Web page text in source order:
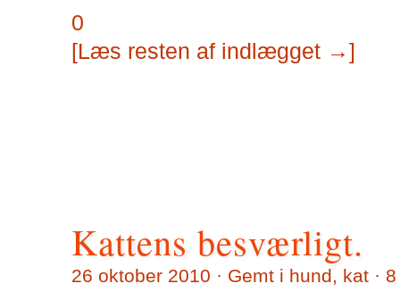
0
[Læs resten af indlægget →]
Kattens besværligt.
26 oktober 2010 · Gemt i hund, kat ·